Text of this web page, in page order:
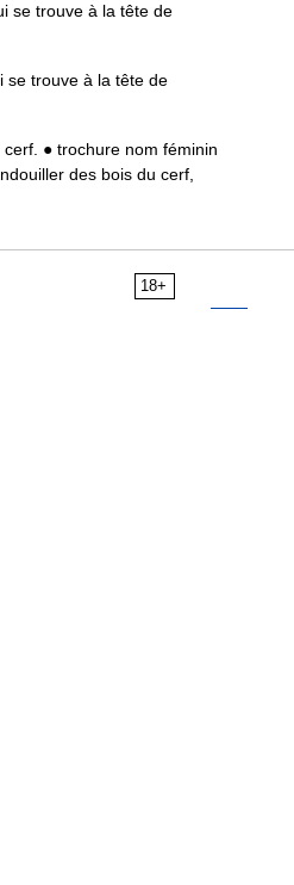
se trouve à la tête de
se trouve à la tête de
● trochure nom féminin
des bois du cerf,
18+